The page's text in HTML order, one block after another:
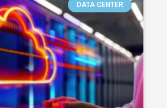
DATA CENTER